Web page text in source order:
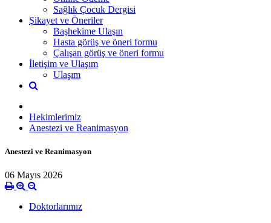
Sağlık Çocuk Dergisi
Şikayet ve Öneriler
Başhekime Ulaşın
Hasta görüş ve öneri formu
Çalışan görüş ve öneri formu
İletişim ve Ulaşım
Ulaşım
Hekimlerimiz
Anestezi ve Reanimasyon
Anestezi ve Reanimasyon
06 Mayıs 2026
Doktorlarımız